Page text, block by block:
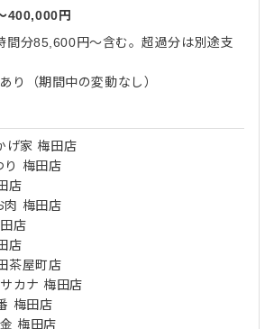
400,000円
分85,600円～含む。超過分は別途支
り（期間中の変動なし）
げ家 梅田店
り 梅田店
店
肉 梅田店
店
店
茶屋町店
カナ 梅田店
梅田店
梅田店